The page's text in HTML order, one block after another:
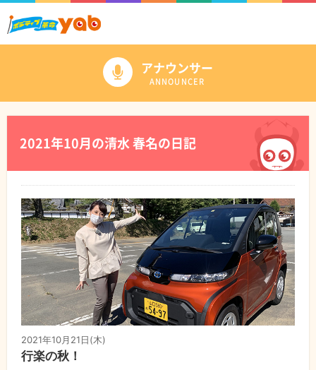
アナウンサー
ANNOUNCER
2021年10月の清水 春名の日記
2021年10月21日(木)
行楽の秋！